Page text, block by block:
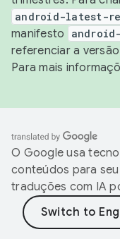
android-latest-
manifesto
referenciar a
Para mais
O Google usa
conteúdos para
traduções com IA